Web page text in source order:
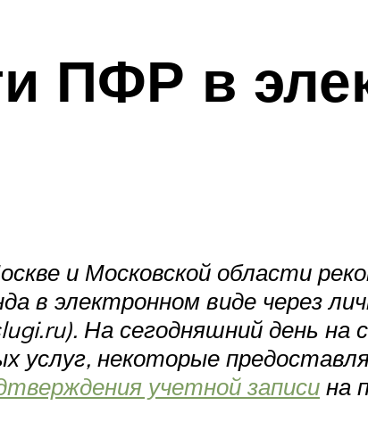
ПФР в
и Московской области
в электронном виде через
На сегодняшний день
услуг, некоторые
учетной записи на